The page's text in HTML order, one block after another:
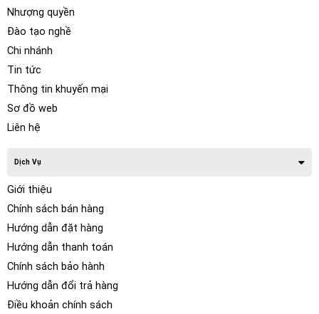
Nhượng quyền
Đào tạo nghề
Chi nhánh
Tin tức
Thông tin khuyến mại
Sơ đồ web
Liên hệ
Dịch Vụ
Giới thiệu
Chính sách bán hàng
Hướng dẫn đặt hàng
Hướng dẫn thanh toán
Chính sách bảo hành
Hướng dẫn đổi trả hàng
Điều khoản chính sách